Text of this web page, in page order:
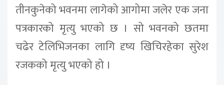
तीनकुनेको भवनमा लागेको आगोमा जलेर एक जना
पत्रकारको मृत्यु भएको छ । सो भवनको छतमा
चढेर टेलिभिजनका लागि दृष्य खिचिरहेका सुरेश
रजकको मृत्यु भएको हो ।